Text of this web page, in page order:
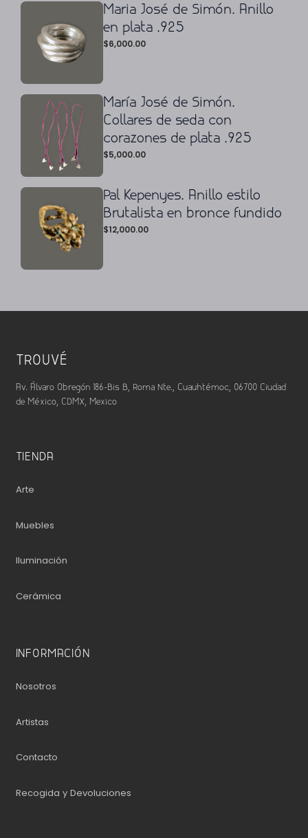
Maria José de Simón. Anillo
en plata .925
$6,000.00
María José de Simón.
Collares de seda con
corazones de plata .925
$5,000.00
Pal Kepenyes. Anillo estilo
Brutalista en bronce fundido
$12,000.00
TROUVÉ
Av. Álvaro Obregón 186-Bis B, Roma Nte., Cuauhtémoc, 06700 Ciudad
de México, CDMX, Mexico
TIENDA
Arte
Muebles
Iluminación
Cerámica
INFORMACIÓN
Nosotros
Artistas
Contacto
Recogida y Devoluciones